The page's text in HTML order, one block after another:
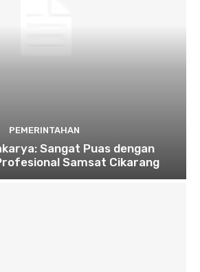
PEMERINTAHAN
Sangat Puas dengan
Samsat Cikarang